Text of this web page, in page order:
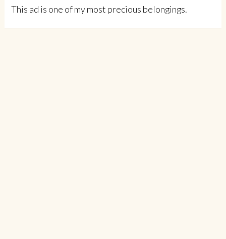
This ad is one of my most precious belongings.